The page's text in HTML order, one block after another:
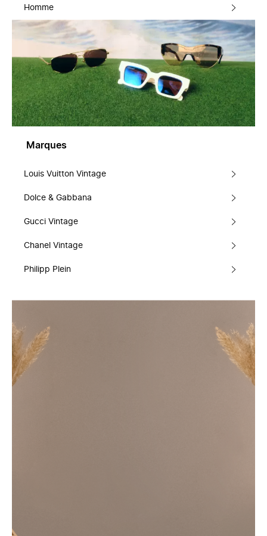
Homme
Marques
Louis Vuitton Vintage
Dolce & Gabbana
Gucci Vintage
Chanel Vintage
Philipp Plein